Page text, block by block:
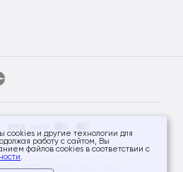
Clinic. Все права защищены.
cookies и другие технологии для
работу с сайтом, Вы
файлов cookies в соответствии с
.